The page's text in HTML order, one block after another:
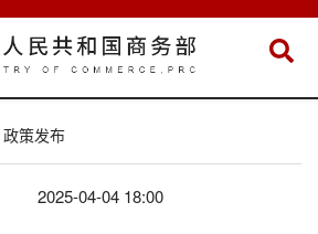
政策发布
2025-04-04 18:00